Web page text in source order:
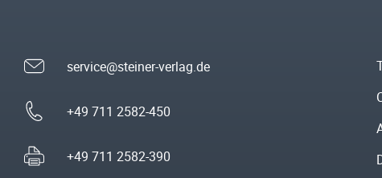
service@steiner-verlag.de
+49 711 2582-450
+49 711 2582-390